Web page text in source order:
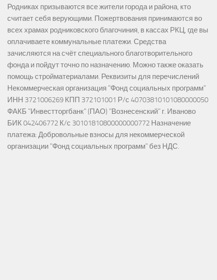
Родниках призываются все жители города и района, кто
считает себя верующими. Пожертвования принимаются во
всех храмах родниковского благочиния, в кассах РКЦ, где вы
оплачиваете коммунальные платежи. Средства
зачисляются на счёт специального благотворительного
фонда и пойдут точно по назначению. Можно также оказать
помощь стройматериалами. Реквизиты для перечислений
Некоммерческая организация "Фонд социальных программ"
ИНН 3721006269 КПП 372101001 Р/с 40703810101080000050
ФАКБ "Инвестторгбанк" (ПАО) "Вознесенский" г. Иваново
БИК 042406772 К/с 30101810800000000772 Назначение
платежа: Добровольные взносы для некоммерческой
организации "Фонд социальных программ" без НДС.